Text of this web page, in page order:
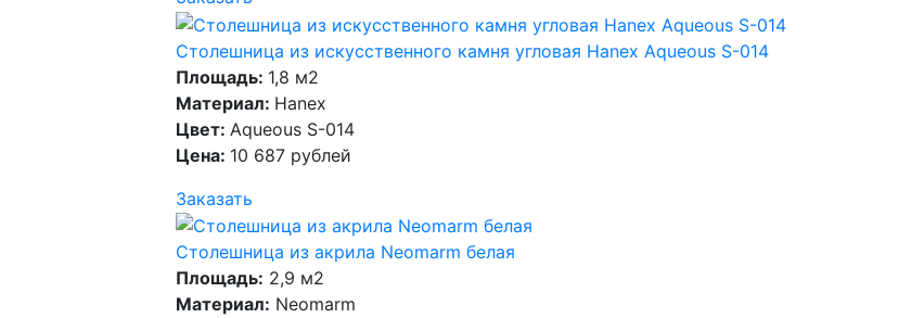
Столешница из искусственного камня угловая Hanex Aqueous S-014
Площадь: 1,8 м2
Материал: Hanex
Цвет: Aqueous S-014
Цена: 10 687 рублей
Заказать
Столешница из акрила Neomarm белая
Площадь: 2,9 м2
Материал: Neomarm